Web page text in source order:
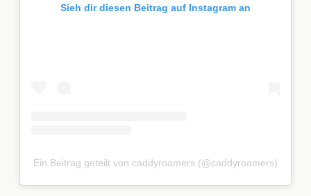
Sieh dir diesen Beitrag auf Instagram an
Ein Beitrag geteilt von caddyroamers (@caddyroamers)